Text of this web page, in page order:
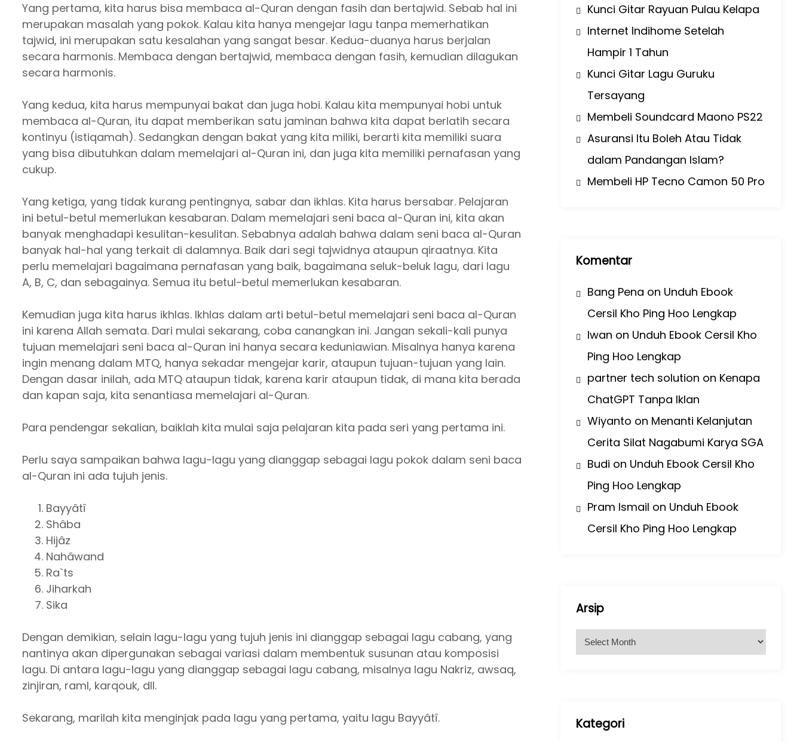
Yang pertama, kita harus bisa membaca al-Quran dengan fasih dan bertajwid. Sebab hal ini
merupakan masalah yang pokok. Kalau kita hanya mengejar lagu tanpa memerhatikan
tajwid, ini merupakan satu kesalahan yang sangat besar. Kedua-duanya harus berjalan
secara harmonis. Membaca dengan bertajwid, membaca dengan fasih, kemudian dilagukan
secara harmonis.
Yang kedua, kita harus mempunyai bakat dan juga hobi. Kalau kita mempunyai hobi untuk
membaca al-Quran, itu dapat memberikan satu jaminan bahwa kita dapat berlatih secara
kontinyu (istiqamah). Sedangkan dengan bakat yang kita miliki, berarti kita memiliki suara
yang bisa dibutuhkan dalam memelajari al-Quran ini, dan juga kita memiliki pernafasan yang
cukup.
Yang ketiga, yang tidak kurang pentingnya, sabar dan ikhlas. Kita harus bersabar. Pelajaran
ini betul-betul memerlukan kesabaran. Dalam memelajari seni baca al-Quran ini, kita akan
banyak menghadapi kesulitan-kesulitan. Sebabnya adalah bahwa dalam seni baca al-Quran
banyak hal-hal yang terkait di dalamnya. Baik dari segi tajwidnya ataupun qiraatnya. Kita
perlu memelajari bagaimana pernafasan yang baik, bagaimana seluk-beluk lagu, dari lagu
A, B, C, dan sebagainya. Semua itu betul-betul memerlukan kesabaran.
Kemudian juga kita harus ikhlas. Ikhlas dalam arti betul-betul memelajari seni baca al-Quran
ini karena Allah semata. Dari mulai sekarang, coba canangkan ini. Jangan sekali-kali punya
tujuan memelajari seni baca al-Quran ini hanya secara keduniawian. Misalnya hanya karena
ingin menang dalam MTQ, hanya sekadar mengejar karir, ataupun tujuan-tujuan yang lain.
Dengan dasar inilah, ada MTQ ataupun tidak, karena karir ataupun tidak, di mana kita berada
dan kapan saja, kita senantiasa memelajari al-Quran.
Para pendengar sekalian, baiklah kita mulai saja pelajaran kita pada seri yang pertama ini.
Perlu saya sampaikan bahwa lagu-lagu yang dianggap sebagai lagu pokok dalam seni baca
al-Quran ini ada tujuh jenis.
Bayyâtî
Shâba
Hijâz
Nahâwand
Ra`ts
Jiharkah
Sika
Dengan demikian, selain lagu-lagu yang tujuh jenis ini dianggap sebagai lagu cabang, yang
nantinya akan dipergunakan sebagai variasi dalam membentuk susunan atau komposisi
lagu. Di antara lagu-lagu yang dianggap sebagai lagu cabang, misalnya lagu Nakriz, awsaq,
zinjiran, raml, karqouk, dll.
Sekarang, marilah kita menginjak pada lagu yang pertama, yaitu lagu Bayyâtî.
Kunci Gitar Rayuan Pulau Kelapa
Internet Indihome Setelah
Hampir 1 Tahun
Kunci Gitar Lagu Guruku
Tersayang
Membeli Soundcard Maono PS22
Asuransi Itu Boleh Atau Tidak
dalam Pandangan Islam?
Membeli HP Tecno Camon 50 Pro
Komentar
Bang Pena on Unduh Ebook
Cersil Kho Ping Hoo Lengkap
Iwan on Unduh Ebook Cersil Kho
Ping Hoo Lengkap
partner tech solution on Kenapa
ChatGPT Tanpa Iklan
Wiyanto on Menanti Kelanjutan
Cerita Silat Nagabumi Karya SGA
Budi on Unduh Ebook Cersil Kho
Ping Hoo Lengkap
Pram Ismail on Unduh Ebook
Cersil Kho Ping Hoo Lengkap
Arsip
r
Kategori